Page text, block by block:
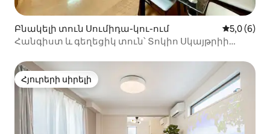
Բնակելի տուն Սումիդա-կու-ում Միջին
5,0 (6)
Հանգիստ և գեղեցիկ տուն՝ Տոկիո Սկայթրիի
Հյուրերի սիրելի
Հյուրերի սիրելի